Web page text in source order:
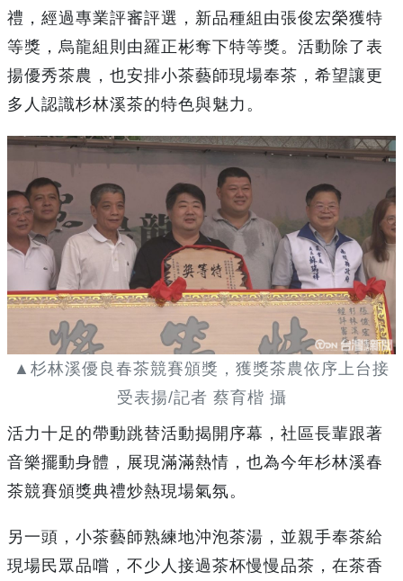
禮，經過專業評審評選，新品種組由張俊宏榮獲特
等獎，烏龍組則由羅正彬奪下特等獎。活動除了表
揚優秀茶農，也安排小茶藝師現場奉茶，希望讓更
多人認識杉林溪茶的特色與魅力。
▲杉林溪優良春茶競賽頒獎，獲獎茶農依序上台接
受表揚/記者 蔡育楷 攝
活力十足的帶動跳替活動揭開序幕，社區長輩跟著
音樂擺動身體，展現滿滿熱情，也為今年杉林溪春
茶競賽頒獎典禮炒熱現場氣氛。
另一頭，小茶藝師熟練地沖泡茶湯，並親手奉茶給
現場民眾品嚐，不少人接過茶杯慢慢品茶，在茶香